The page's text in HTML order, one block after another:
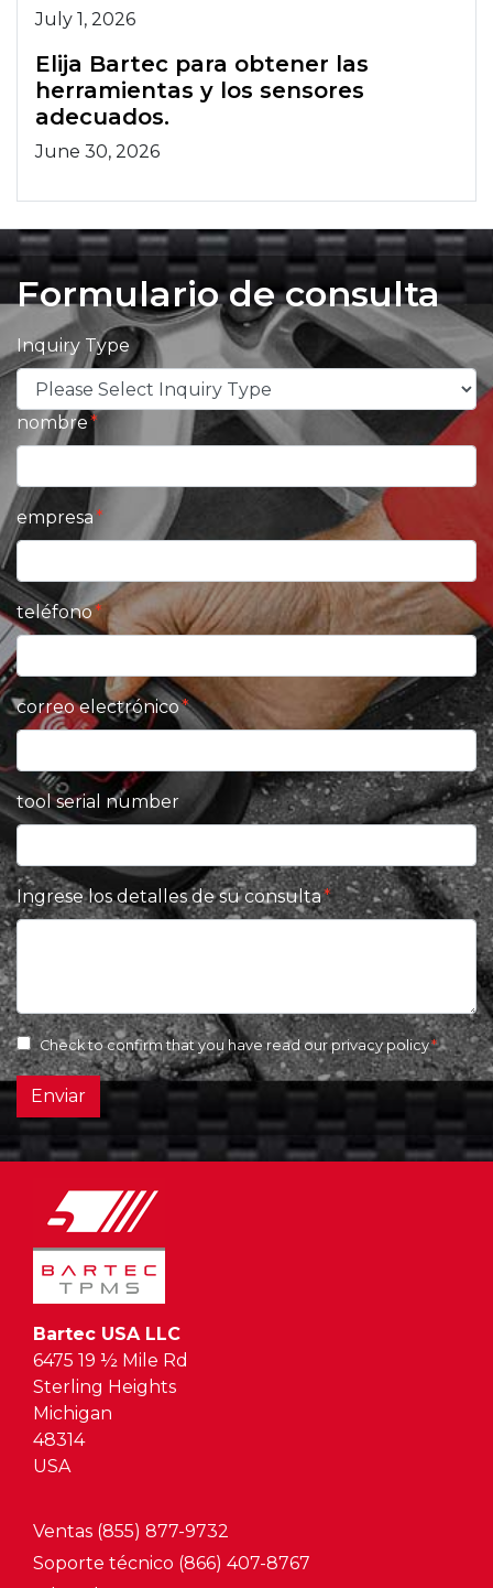
July 1, 2026
Elija Bartec para obtener las
herramientas y los sensores
adecuados.
June 30, 2026
Formulario de consulta
Inquiry Type
nombre
empresa
teléfono
correo electrónico
tool serial number
Ingrese los detalles de su consulta
Check to confirm that you have read ourprivacy policy
Enviar
Bartec USA LLC
6475 19 ½ Mile Rd
Sterling Heights
Michigan
48314
USA
Ventas (855) 877-9732
Soporte técnico (866) 407-8767